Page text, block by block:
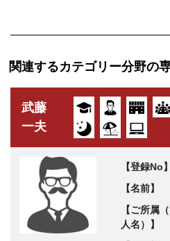
関連するカテゴリー分野の
武藤
一夫
【登録No】
【名前】
【ご所属
人名）】